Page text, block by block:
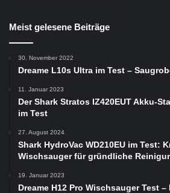
Meist gelesene Beiträge
30. November 2022
Dreame L10s Ultra im Test –
11. Januar 2023
Der Shark Stratos IZ420EUT Akku-
im Test
27. August 2024
Shark HydroVac WD210EU im Test:
Wischsauger für gründliche
19. Januar 2023
Dreame H12 Pro Wischsauger Test –